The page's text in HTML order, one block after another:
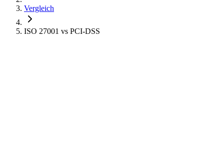
Vergleich
ISO 27001 vs PCI-DSS